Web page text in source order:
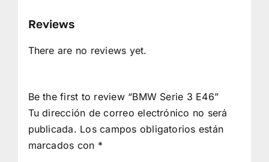
Reviews
There are no reviews yet.
Be the first to review “BMW Serie 3 E46”
Tu dirección de correo electrónico no será
publicada. Los campos obligatorios están
marcados con *